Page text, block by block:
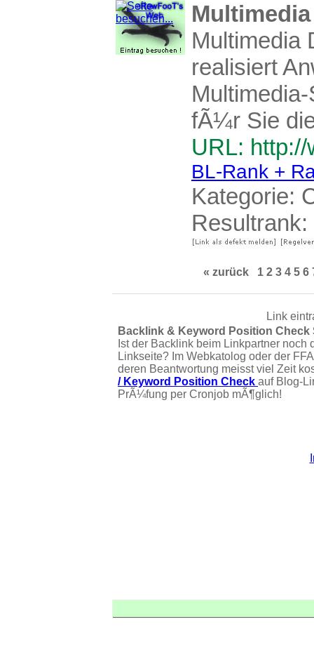
Multimedia
Multimedia
realisiert
fÃ¼r Sie
URL:
BL-Rank +
Kategorie:
Resultrank:
« zurück 1 2 3 4 5 6
Link
Backlink & Keyword Position
Ist der Backlink beim Linkpartner noch
Linkseite? Im Webkatolog oder der
deren Beantwortung meisst viel Zeit
/ Keyword Position Check auf Blog-
PrÃ¼fung per Cronjob mÃ¶glich!